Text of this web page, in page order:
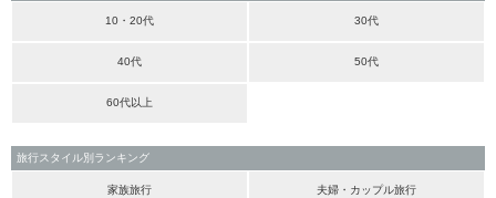
10・20代 30代
40代 50代
60代以上
旅行スタイル別ランキング
家族旅行 夫婦・カップル旅行